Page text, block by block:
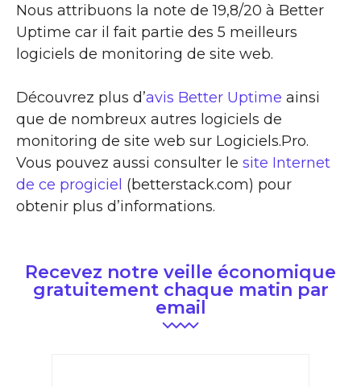
Nous attribuons la note de 19,8/20 à Better
Uptime car il fait partie des 5 meilleurs
logiciels de monitoring de site web.
Découvrez plus d’avis Better Uptime ainsi
que de nombreux autres logiciels de
monitoring de site web sur Logiciels.Pro.
Vous pouvez aussi consulter le site Internet
de ce progiciel (betterstack.com) pour
obtenir plus d’informations.
Recevez notre veille économique
gratuitement chaque matin par
email